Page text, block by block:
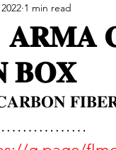
WHEELS 鈴
Subaru
𝐁𝐎𝐗
1 min read